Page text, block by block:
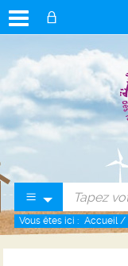
Vous êtes ici : Accueil /